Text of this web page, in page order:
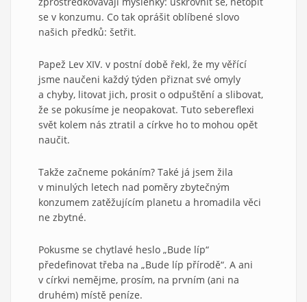
se v konzumu. Co tak oprášit oblíbené slovo
našich předků: šetřit.
Papež Lev XIV. v postní době řekl, že my věřící
jsme naučeni každý týden přiznat své omyly
a chyby, litovat jich, prosit o odpuštění a slibovat,
že se pokusíme je neopakovat. Tuto sebereflexi
svět kolem nás ztratil a církve ho to mohou opět
naučit.
Takže začneme pokáním? Také já jsem žila
v minulých letech nad poměry zbytečným
konzumem zatěžujícím planetu a hromadila věci
ne zbytné.
Pokusme se chytlavé heslo „Bude líp“
předefinovat třeba na „Bude líp přírodě“. A ani
v církvi nemějme, prosím, na prvním (ani na
druhém) místě peníze.